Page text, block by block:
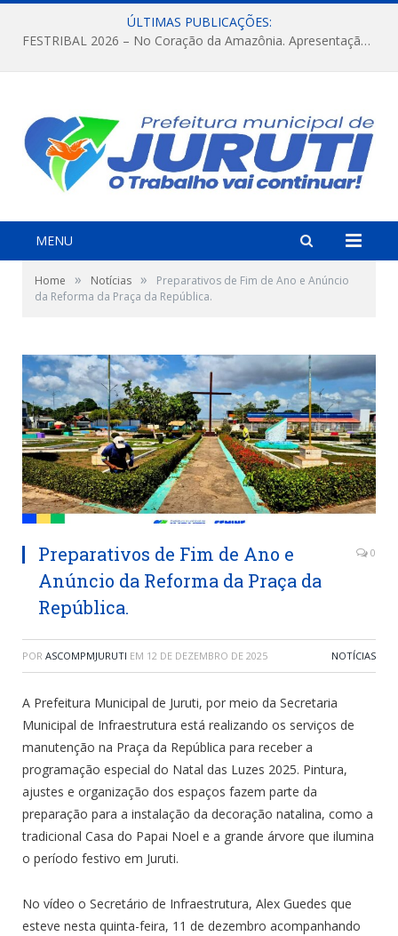
ÚLTIMAS PUBLICAÇÕES:
FESTRIBAL 2026 – No Coração da Amazônia. Apresentação da Munduruku.
MENU
Home » Notícias »
Preparativos de Fim de Ano e Anúncio
da Reforma da Praça da República.
Preparativos de Fim de Ano e
Anúncio da Reforma da Praça da
República.
0
POR ASCOMPMJURUTI EM 12 DE DEZEMBRO DE 2025 NOTÍCIAS
A Prefeitura Municipal de Juruti, por meio da Secretaria
Municipal de Infraestrutura está realizando os serviços de
manutenção na Praça da República para receber a
programação especial do Natal das Luzes 2025. Pintura,
ajustes e organização dos espaços fazem parte da
preparação para a instalação da decoração natalina, como a
tradicional Casa do Papai Noel e a grande árvore que ilumina
o período festivo em Juruti.
No vídeo o Secretário de Infraestrutura, Alex Guedes que
esteve nesta quinta-feira, 11 de dezembro acompanhando